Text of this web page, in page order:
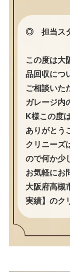
◎ 担当ス
この度は大
品回収につ
ご相談いた
ガレージ内
K様この度
ありがとう
クリニーズ
ので何か少
お気軽にお
大阪府高槻
実績】のク